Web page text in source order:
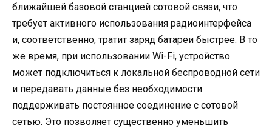
ближайшей базовой станцией сотовой связи, что
требует активного использования радиоинтерфейса
и, соответственно, тратит заряд батареи быстрее. В то
же время, при использовании Wi-Fi, устройство
может подключиться к локальной беспроводной сети
и передавать данные без необходимости
поддерживать постоянное соединение с сотовой
сетью. Это позволяет существенно уменьшить